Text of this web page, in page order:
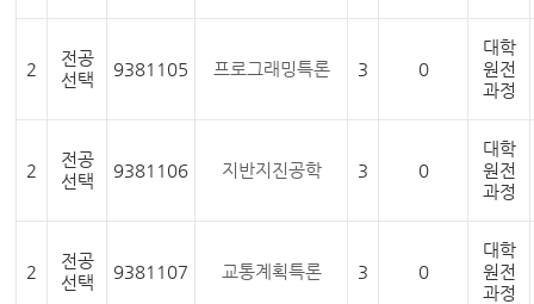
2
전공
선택
9381105 프로그래밍특론 3 0
대학
원전
과정
2
전공
선택
9381106 지반지진공학 3 0
대학
원전
과정
2
전공
선택
9381107 교통계획특론 3 0
대학
원전
과정